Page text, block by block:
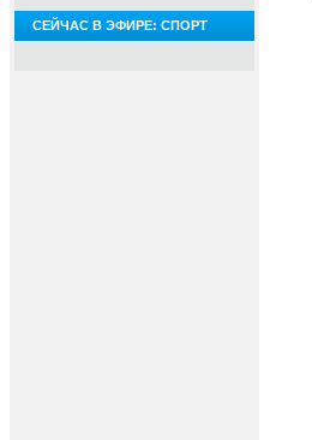
СЕЙЧАС В ЭФИРЕ: СПОРТ